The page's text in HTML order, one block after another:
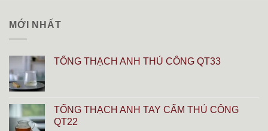
MỚI NHẤT
TỐNG THẠCH ANH THỦ CÔNG QT33
TỐNG THẠCH ANH TAY CẨM THỦ CÔNG
QT22